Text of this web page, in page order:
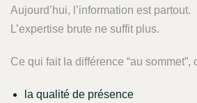
Aujourd’hui, l’information est partout.
L’expertise brute ne suffit plus.
Ce qui fait la différence “au sommet”,
la qualité de présence